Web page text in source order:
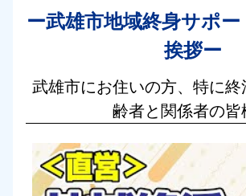
ー武雄市地域終身サポ
挨拶ー
武雄市にお住いの方、特に
齢者と関係者の皆